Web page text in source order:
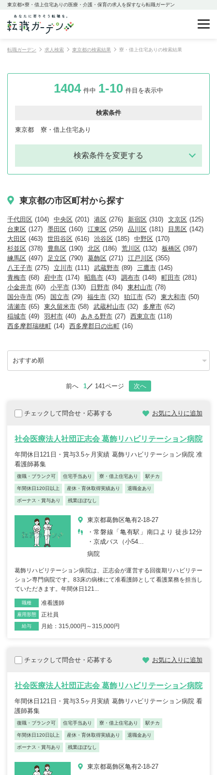
東京都×寮・借上住宅ありの医療・介護・保育の求人を探すなら転職ガーデン
転職ガーデン 求人検索 東京都の検索結果 寮・借上住宅ありの検索結果
1404 件中 1-10 件目を表示中
検索条件
東京都 寮・借上住宅あり
検索条件を変更する
東京都の市区町村から探す
千代田区 (104) 中央区 (201) 港区 (276) 新宿区 (310) 文京区 (125)
台東区 (127) 墨田区 (160) 江東区 (259) 品川区 (181) 目黒区 (142)
大田区 (463) 世田谷区 (616) 渋谷区 (185) 中野区 (170)
杉並区 (378) 豊島区 (190) 北区 (186) 荒川区 (132) 板橋区 (397)
練馬区 (497) 足立区 (790) 葛飾区 (271) 江戸川区 (355)
八王子市 (275) 立川市 (111) 武蔵野市 (89) 三鷹市 (145)
青梅市 (68) 府中市 (174) 昭島市 (43) 調布市 (148) 町田市 (281)
小金井市 (60) 小平市 (130) 日野市 (84) 東村山市 (78)
国分寺市 (95) 国立市 (29) 福生市 (32) 狛江市 (52) 東大和市 (50)
清瀬市 (65) 東久留米市 (58) 武蔵村山市 (32) 多摩市 (62)
稲城市 (49) 羽村市 (40) あきる野市 (27) 西東京市 (118)
西多摩郡瑞穂町 (14) 西多摩郡日の出町 (16)
前へ 1 141ページ 次へ
チェックして問合せ・応募する お気に入りに追加
社会医療法人社団正志会 葛飾リハビリテーション病院
年間休日121日・賞与3.5ヶ月実績 葛飾リハビリテーション病院 准
看護師募集
復職・ブランク可 住宅手当あり 寮・借上住宅あり 駅チカ
年間休日120日以上 産休・育休取得実績あり 退職金あり
ボーナス・賞与あり 残業ほぼなし
東京都葛飾区亀有2-18-27
・常磐線「亀有駅」南口より 徒歩12分
・京成バス（小54...
病院
葛飾リハビリテーション病院は、正志会が運営する回復期リハビリテー
ション専門病院です。83床の病棟にて准看護師として看護業務を担当し
ていただきます。年間休日121...
職種 准看護師
雇用形態 正社員
給与 月給：315,000円～315,000円
チェックして問合せ・応募する お気に入りに追加
社会医療法人社団正志会 葛飾リハビリテーション病院
年間休日121日・賞与3.5ヶ月実績 葛飾リハビリテーション病院 看
護師募集
復職・ブランク可 住宅手当あり 寮・借上住宅あり 駅チカ
年間休日120日以上 産休・育休取得実績あり 退職金あり
ボーナス・賞与あり 残業ほぼなし
東京都葛飾区亀有2-18-27